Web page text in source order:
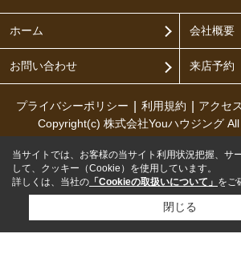
ホーム 会社概要
お問い合わせ 来店予約
プライバシーポリシー 利用規約 アクセ
Copyright(c) 株式会社Youハウジング
当サイトでは、お客様の当サイト利用状況把握、サ
して、クッキー（Cookie）を使用しています。
詳しくは、当社の 「Cookieの取扱いについて」 をご
閉じる